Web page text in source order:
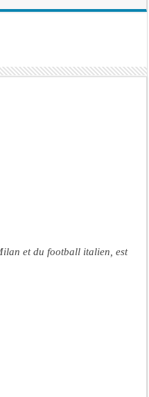
et du football italien, est